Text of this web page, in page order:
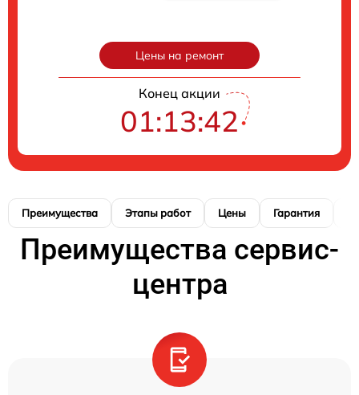
Цены на ремонт
Конец акции
01:13:41
Преимущества Этапы работ Цены Гарантия
Преимущества сервис-
центра